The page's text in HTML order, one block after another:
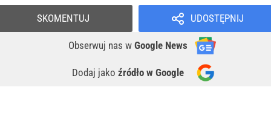
UDOSTĘPNIJ
Obserwuj nas w Google News
Dodaj jako źródło w Google
SKOMENTUJ